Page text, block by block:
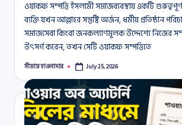
ওয়াকফ সম্পত্তি ইসলামী সমাজব্যবস্থায় একটি
ব্যক্তি যখন আল্লাহর সন্তুষ্টি অর্জন, ধর্মীয় প্রতিষ্ঠান
সমাজসেবা কিংবা জনকল্যাণমূলক উদ্দেশ্যে নিজের
উৎসর্গ করেন, তখন সেটি ওয়াকফ সম্পত্তিতে
Posted
সীমান্ত হাওলাদার July 25, 2026